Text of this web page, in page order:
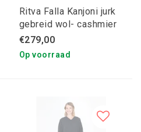
Ritva Falla Kanjoni jurk
gebreid wol- cashmier
grijs M
€279,00
Op voorraad